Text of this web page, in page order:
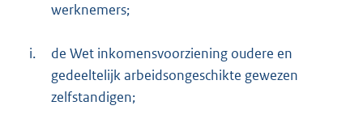
werknemers;
i.
de Wet inkomensvoorziening oudere en
gedeeltelijk arbeidsongeschikte gewezen
zelfstandigen;